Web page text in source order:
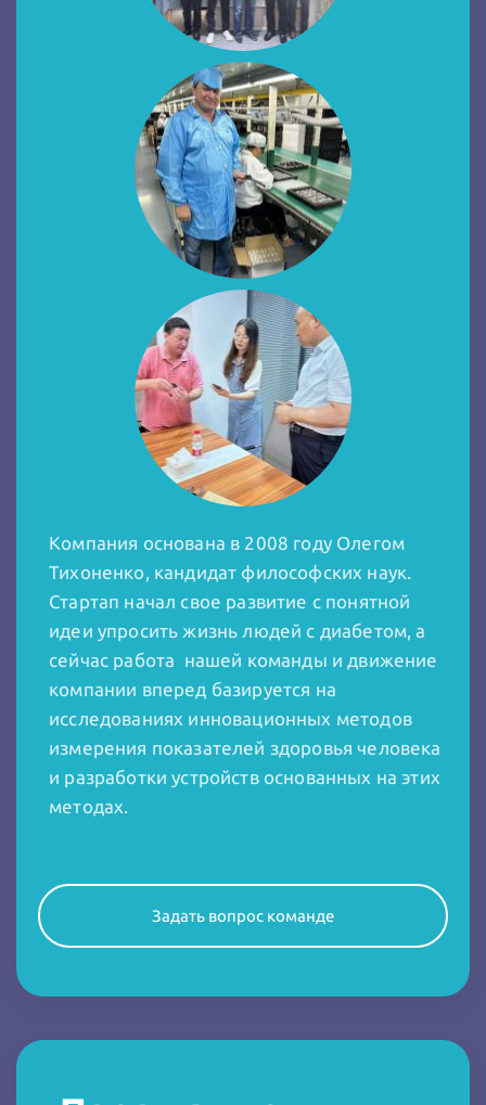
Компания основана в 2008 году Олегом
Тихоненко, кандидат философских наук.
Стартап начал свое развитие с понятной
идеи упросить жизнь людей с диабетом, а
сейчас работа нашей команды и движение
компании вперед базируется на
исследованиях инновационных методов
измерения показателей здоровья человека
и разработки устройств основанных на этих
методах.
Задать вопрос команде